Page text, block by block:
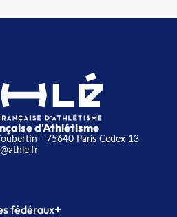
d'Athlétisme
- 75640 Paris Cedex 13
fédéraux+